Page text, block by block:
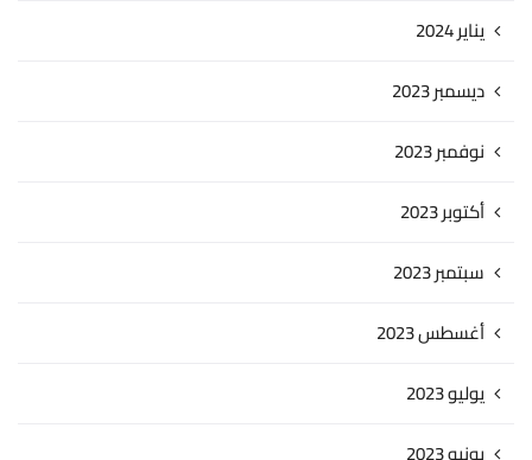
يناير 2024
ديسمبر 2023
نوفمبر 2023
أكتوبر 2023
سبتمبر 2023
أغسطس 2023
يوليو 2023